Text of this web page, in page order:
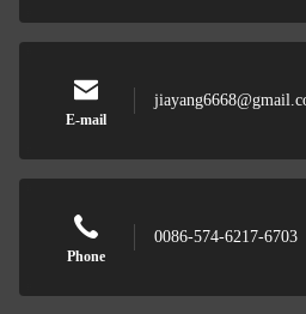
E-mail
Phone
0086-574-6217-6703